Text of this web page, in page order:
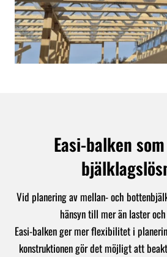
Easi-balken
Vid planering av mellan- och
hänsyn till mer än laster
Easi-balken ger mer flexibilitet i
konstruktionen gör det möjligt att